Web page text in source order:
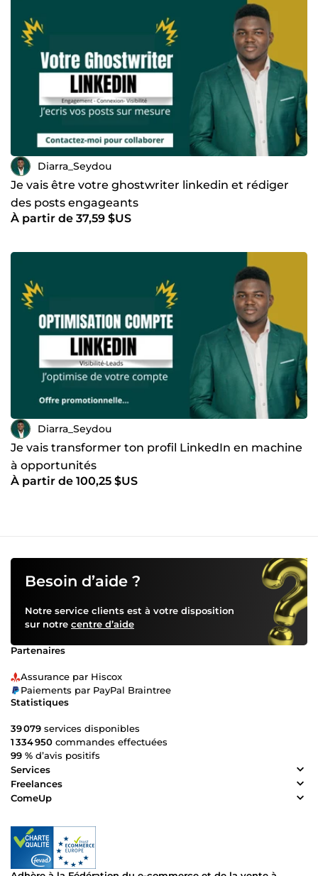
naturellement Des posts qui claquent et qui donnent
envie d’acheter Une stratégie de contenu qui transforme
ton audience en business Tu veux enfin que ton contenu
travaille pour toi ? Écris-moi. Je fais décoller ta visibilité et
ton BUSINESS
Diarra_Seydou
Je vais être votre ghostwriter linkedin et rédiger
des posts engageants
À partir de 37,59 $US
Diarra_Seydou
Je vais transformer ton profil LinkedIn en machine
à opportunités
À partir de 100,25 $US
Besoin d’aide ?
Notre service clients est à votre disposition
sur notre centre d’aide
Partenaires
Assurance par Hiscox
Paiements par PayPal Braintree
Statistiques
39 079 services disponibles
1 334 950 commandes effectuées
99 % d’avis positifs
Services
Freelances
ComeUp